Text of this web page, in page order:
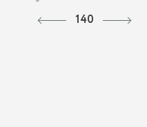
140